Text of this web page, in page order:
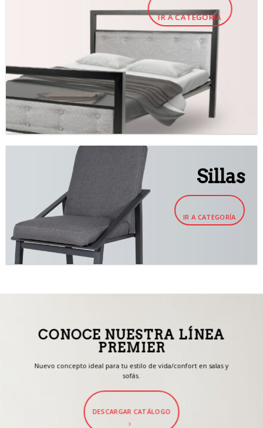
IR A CATEGORÍA
Sillas
IR A CATEGORÍA
CONOCE NUESTRA LÍNEA
PREMIER
Nuevo concepto ideal para tu estilo de vida/confort en salas y
sofás.
DESCARGAR CATÁLOGO